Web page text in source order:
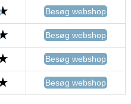
Besøg webshop
Besøg webshop
Besøg webshop
Besøg webshop